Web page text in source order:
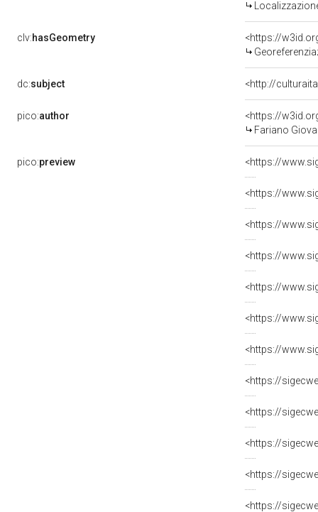
clv:hasGeometry
<https://
dc:subject <http://
pico:author
<https://
Fariano
pico:preview <https://
<https://
<https://
<https://
<https://
<https://
<https://
<https://
<https://
<https://
<https://
<https://